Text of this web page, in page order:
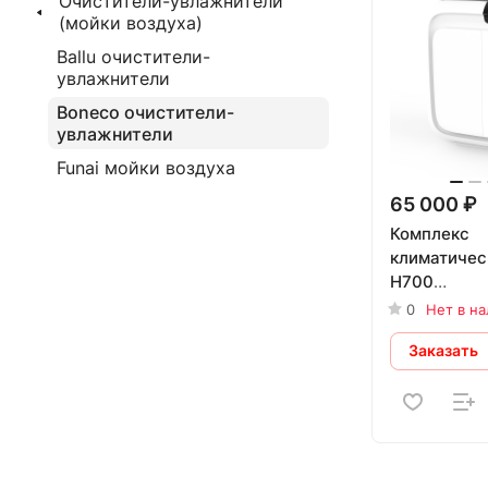
65 000 ₽
Комплекс
H700
0 Нет в
Заказать
(мойки воздуха)
Ballu очистители-
увлажнители
Boneco очистители-
увлажнители
Funai мойки воздуха